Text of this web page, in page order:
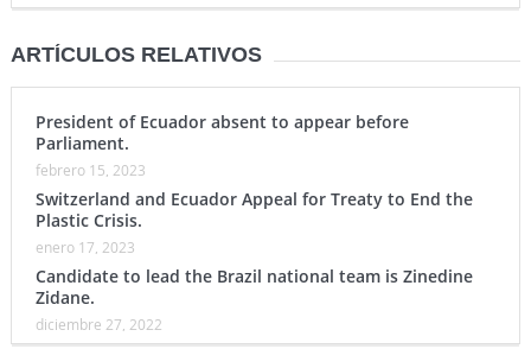
ARTÍCULOS RELATIVOS
President of Ecuador absent to appear before
Parliament.
febrero 15, 2023
Switzerland and Ecuador Appeal for Treaty to End the
Plastic Crisis.
enero 17, 2023
Candidate to lead the Brazil national team is Zinedine
Zidane.
diciembre 27, 2022